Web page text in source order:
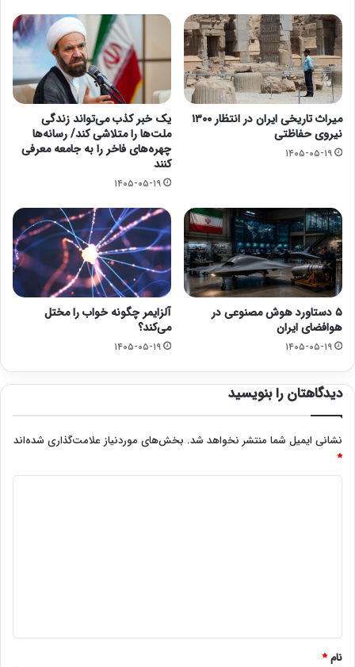
میراث تاریخی ایران در انتظار ۱۳۰۰
نیروی حفاظتی
۱۴۰۵-۰۵-۱۹
یک خبر کذب می‌تواند زندگی
ملت‌ها را متلاشی کند/ رسانه‌ها
چهره‌های فاخر را به جامعه معرفی
کنند
۱۴۰۵-۰۵-۱۹
۵ دستاورد هوش مصنوعی در
هوافضای ایران
۱۴۰۵-۰۵-۱۹
آلزایمر چگونه خواب را مختل
می‌کند؟
۱۴۰۵-۰۵-۱۹
دیدگاهتان را بنویسید
نشانی ایمیل شما منتشر نخواهد شد. بخش‌های موردنیاز علامت‌گذاری شده‌اند
*
نام*